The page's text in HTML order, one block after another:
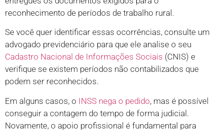
reconhecimento de períodos de trabalho rural.
Se você quer identificar essas ocorrências, consulte um
advogado previdenciário para que ele analise o seu
Cadastro Nacional de Informações Sociais (CNIS) e
verifique se existem períodos não contabilizados que
podem ser reconhecidos.
Em alguns casos, o INSS nega o pedido, mas é possível
conseguir a contagem do tempo de forma judicial.
Novamente, o apoio profissional é fundamental para